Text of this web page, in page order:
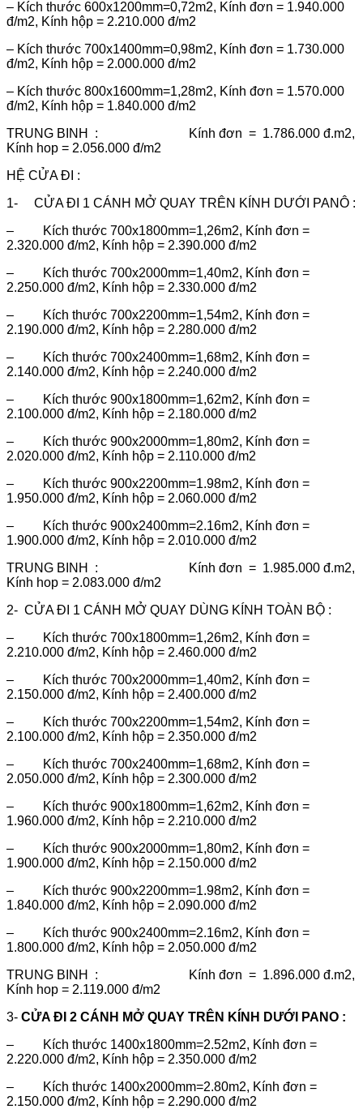
– Kích thước 600x1200mm=0,72m2, Kính đơn = 1.940.000
đ/m2, Kính hộp = 2.210.000 đ/m2
– Kích thước 700x1400mm=0,98m2, Kính đơn = 1.730.000
đ/m2, Kính hộp = 2.000.000 đ/m2
– Kích thước 800x1600mm=1,28m2, Kính đơn = 1.570.000
đ/m2, Kính hộp = 1.840.000 đ/m2
TRUNG BINH : Kính đơn = 1.786.000 đ.m2,
Kính hop = 2.056.000 đ/m2
HỆ CỬA ĐI :
1- CỬA ĐI 1 CÁNH MỞ QUAY TRÊN KÍNH DƯỚI PANÔ :
– Kích thước 700x1800mm=1,26m2, Kính đơn =
2.320.000 đ/m2, Kính hộp = 2.390.000 đ/m2
– Kích thước 700x2000mm=1,40m2, Kính đơn =
2.250.000 đ/m2, Kính hộp = 2.330.000 đ/m2
– Kích thước 700x2200mm=1,54m2, Kính đơn =
2.190.000 đ/m2, Kính hộp = 2.280.000 đ/m2
– Kích thước 700x2400mm=1,68m2, Kính đơn =
2.140.000 đ/m2, Kính hộp = 2.240.000 đ/m2
– Kích thước 900x1800mm=1,62m2, Kính đơn =
2.100.000 đ/m2, Kính hộp = 2.180.000 đ/m2
– Kích thước 900x2000mm=1,80m2, Kính đơn =
2.020.000 đ/m2, Kính hộp = 2.110.000 đ/m2
– Kích thước 900x2200mm=1.98m2, Kính đơn =
1.950.000 đ/m2, Kính hộp = 2.060.000 đ/m2
– Kích thước 900x2400mm=2.16m2, Kính đơn =
1.900.000 đ/m2, Kính hộp = 2.010.000 đ/m2
TRUNG BINH : Kính đơn = 1.985.000 đ.m2,
Kính hop = 2.083.000 đ/m2
2- CỬA ĐI 1 CÁNH MỞ QUAY DÙNG KÍNH TOÀN BỘ :
– Kích thước 700x1800mm=1,26m2, Kính đơn =
2.210.000 đ/m2, Kính hộp = 2.460.000 đ/m2
– Kích thước 700x2000mm=1,40m2, Kính đơn =
2.150.000 đ/m2, Kính hộp = 2.400.000 đ/m2
– Kích thước 700x2200mm=1,54m2, Kính đơn =
2.100.000 đ/m2, Kính hộp = 2.350.000 đ/m2
– Kích thước 700x2400mm=1,68m2, Kính đơn =
2.050.000 đ/m2, Kính hộp = 2.300.000 đ/m2
– Kích thước 900x1800mm=1,62m2, Kính đơn =
1.960.000 đ/m2, Kính hộp = 2.210.000 đ/m2
– Kích thước 900x2000mm=1,80m2, Kính đơn =
1.900.000 đ/m2, Kính hộp = 2.150.000 đ/m2
– Kích thước 900x2200mm=1.98m2, Kính đơn =
1.840.000 đ/m2, Kính hộp = 2.090.000 đ/m2
– Kích thước 900x2400mm=2.16m2, Kính đơn =
1.800.000 đ/m2, Kính hộp = 2.050.000 đ/m2
TRUNG BINH : Kính đơn = 1.896.000 đ.m2,
Kính hop = 2.119.000 đ/m2
3- CỬA ĐI 2 CÁNH MỞ QUAY TRÊN KÍNH DƯỚI PANO :
– Kích thước 1400x1800mm=2.52m2, Kính đơn =
2.220.000 đ/m2, Kính hộp = 2.350.000 đ/m2
– Kích thước 1400x2000mm=2.80m2, Kính đơn =
2.150.000 đ/m2, Kính hộp = 2.290.000 đ/m2